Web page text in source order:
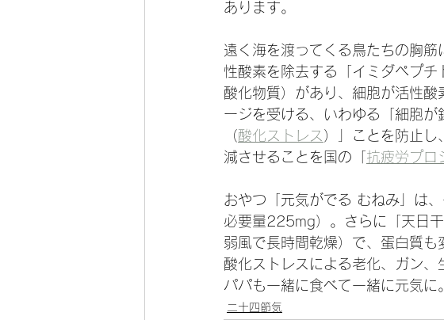
あります。
遠く海を渡ってくる鳥たちの胸筋
性酸素を除去する「イミダペプチ
酸化物質）があり、細胞が活性酸
ージを受ける、いわゆる「細胞が
（酸化ストレス ）」ことを防止し
減させることを国の「 抗疲労プロ
おやつ「元気がでる むねみ」は
必要量225mg）。さらに「天日
弱風で長時間乾燥）で、蛋白質も
酸化ストレスによる老化、ガン、
パパも一緒に食べて一緒に元気に。
二十四節気